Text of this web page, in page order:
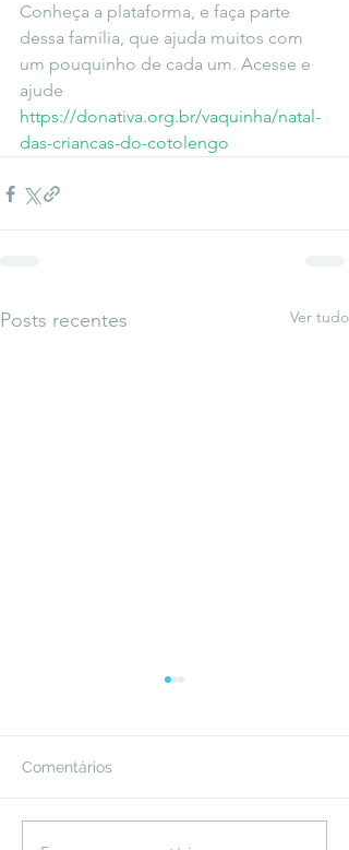
Conheça a plataforma, e faça parte
dessa família, que ajuda muitos com
um pouquinho de cada um. Acesse e
ajude
https://donativa.org.br/vaquinha/natal-
das-criancas-do-cotolengo
Posts recentes Ver tudo
Comentários